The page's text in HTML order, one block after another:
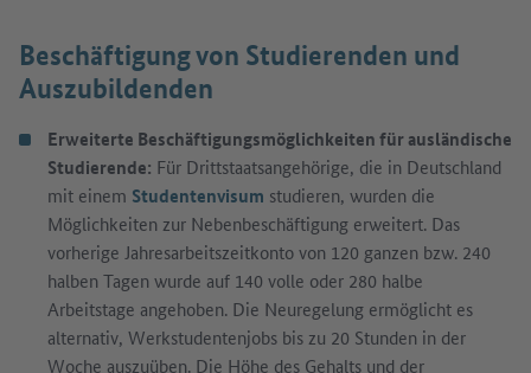
Beschäftigung von Studierenden und
Auszubildenden
Erweiterte Beschäftigungsmöglichkeiten für ausländische
Studierende: Für Drittstaatsangehörige, die in Deutschland
mit einem Studentenvisum studieren, wurden die
Möglichkeiten zur Nebenbeschäftigung erweitert. Das
vorherige Jahresarbeitszeitkonto von 120 ganzen bzw. 240
halben Tagen wurde auf 140 volle oder 280 halbe
Arbeitstage angehoben. Die Neuregelung ermöglicht es
alternativ, Werkstudentenjobs bis zu 20 Stunden in der
Woche auszuüben. Die Höhe des Gehalts und der